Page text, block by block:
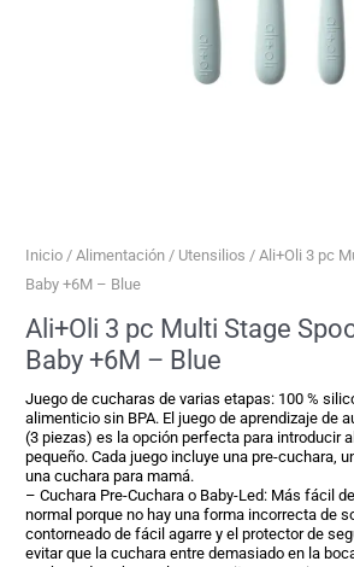
Inicio /Alimentación / Utensilios / Ali+Oli 3 pc
Baby +6M – Blue
Ali+Oli 3 pc Multi Stage
Baby +6M – Blue
Juego de cucharas de varias etapas: 100 %
alimenticio sin BPA. El juego de aprendizaje de
(3 piezas) es la opción perfecta para introducir
pequeño. Cada juego incluye una pre-cuchara,
una cuchara para mamá.
– Cuchara Pre-Cuchara o Baby-Led: Más fácil
normal porque no hay una forma incorrecta de
contorneado de fácil agarre y el protector de
evitar que la cuchara entre demasiado en la